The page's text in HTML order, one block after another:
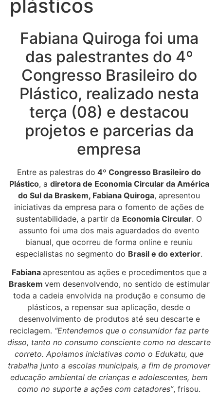
plásticos
Fabiana Quiroga foi uma
das palestrantes do 4º
Congresso Brasileiro do
Plástico, realizado nesta
terça (08) e destacou
projetos e parcerias da
empresa
Entre as palestras do 4º Congresso Brasileiro do
Plástico, a diretora de Economia Circular da América
do Sul da Braskem, Fabiana Quiroga, apresentou
iniciativas da empresa para o fomento de ações de
sustentabilidade, a partir da Economia Circular. O
assunto foi uma dos mais aguardados do evento
bianual, que ocorreu de forma online e reuniu
especialistas no segmento do Brasil e do exterior.
Fabiana apresentou as ações e procedimentos que a
Braskem vem desenvolvendo, no sentido de estimular
toda a cadeia envolvida na produção e consumo de
plásticos, a repensar sua aplicação, desde o
desenvolvimento de produtos até seu descarte e
reciclagem. “Entendemos que o consumidor faz parte
disso, tanto no consumo consciente como no descarte
correto. Apoiamos iniciativas como o Edukatu, que
trabalha junto a escolas municipais, a fim de promover
educação ambiental de crianças e adolescentes, bem
como no suporte a ações com catadores”, frisou.